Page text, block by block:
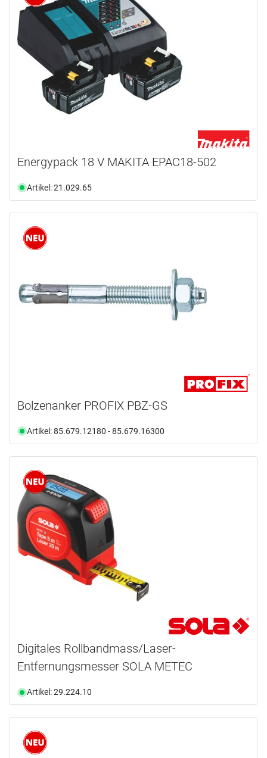
Energypack 18 V MAKITA EPAC18-502
Artikel: 21.029.65
Bolzenanker PROFIX PBZ-GS
Artikel: 85.679.12180 - 85.679.16300
Digitales Rollbandmass/Laser-
Entfernungsmesser SOLA METEC
Artikel: 29.224.10